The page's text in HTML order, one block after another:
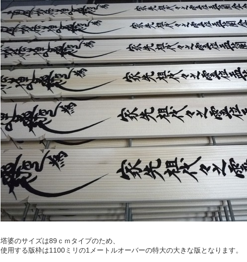
塔婆のサイズは89ｃｍタイプのため、
使用する版枠は1100ミリの1メートルオーバーの特大の大きな版となります。